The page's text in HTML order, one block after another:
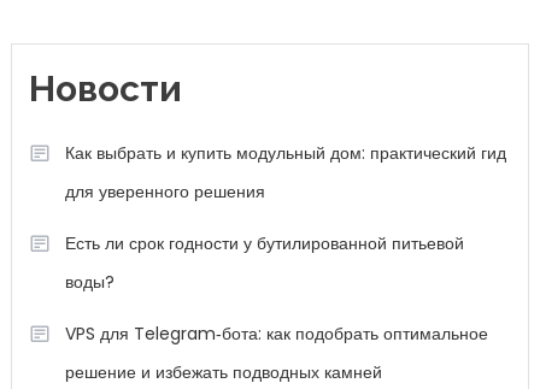
Новости
Как выбрать и купить модульный дом: практический гид
для уверенного решения
Есть ли срок годности у бутилированной питьевой
воды?
VPS для Telegram‑бота: как подобрать оптимальное
решение и избежать подводных камней